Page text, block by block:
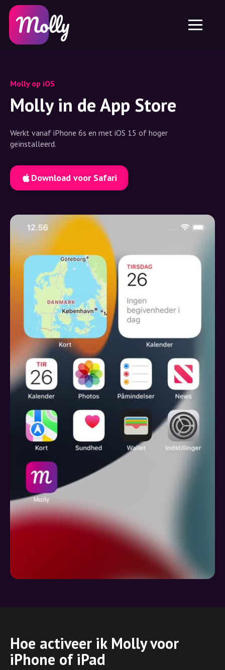
Huidverzorging
Haarverzorging
Kortingscode delen
Functies
Jobs
Platform
Molly voor iPhone en iPad
NL
DE
Molly op iOS
Molly in de App Store
Werkt vanaf iPhone 6s en met iOS 15 of hoger
geïnstalleerd.
Download voor Safari
Hoe activeer ik Molly voor
iPhone of iPad